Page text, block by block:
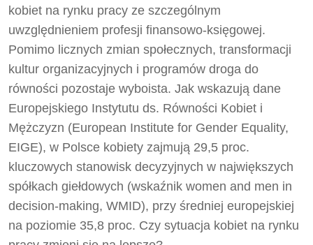
kobiet na rynku pracy ze szczególnym
uwzględnieniem profesji finansowo-księgowej.
Pomimo licznych zmian społecznych, transformacji
kultur organizacyjnych i programów droga do
równości pozostaje wyboista. Jak wskazują dane
Europejskiego Instytutu ds. Równości Kobiet i
Mężczyzn (European Institute for Gender Equality,
EIGE), w Polsce kobiety zajmują 29,5 proc.
kluczowych stanowisk decyzyjnych w największych
spółkach giełdowych (wskaźnik women and men in
decision-making, WMID), przy średniej europejskiej
na poziomie 35,8 proc. Czy sytuacja kobiet na rynku